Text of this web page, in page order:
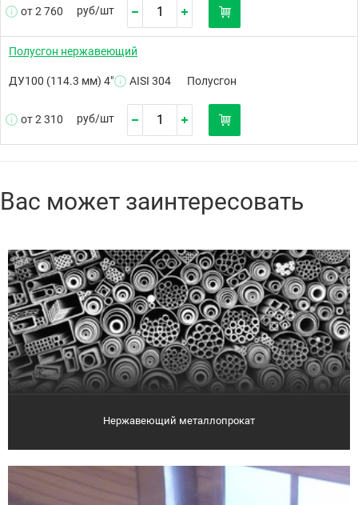
от 2 760 руб/шт
Полусгон нержавеющий
ДУ100 (114.3 мм) 4" AISI 304 Полусгон
от 2 310 руб/шт
Вас может заинтересовать
Нержавеющий металлопрокат